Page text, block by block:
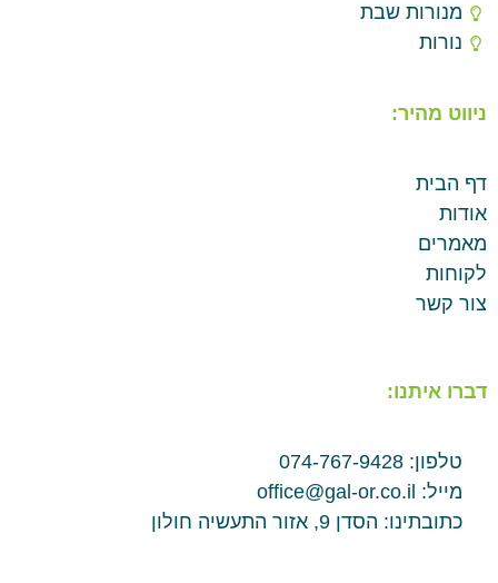
מנורות שבת
נורות
ניווט מהיר:
דף הבית
אודות
מאמרים
לקוחות
צור קשר
דברו איתנו:
טלפון: 074-767-9428
מייל: office@gal-or.co.il
כתובתינו: הסדן 9, אזור התעשיה חולון